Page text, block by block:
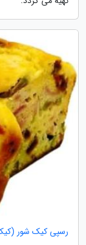
رسپی کیک شور (کیک